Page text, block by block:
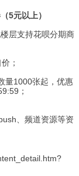
5元以上）
层支持花呗分期商
；
量1000张起，优惠
；
、频道资源等资